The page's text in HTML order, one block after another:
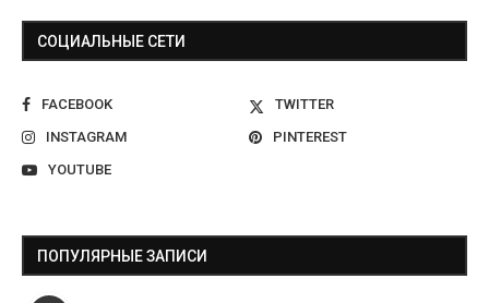
СОЦИАЛЬНЫЕ СЕТИ
FACEBOOK
TWITTER
INSTAGRAM
PINTEREST
YOUTUBE
ПОПУЛЯРНЫЕ ЗАПИСИ